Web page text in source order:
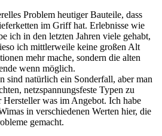
Problem heutiger Bauteile, dass
im Griff hat. Erlebnisse wie
ich in den letzten Jahren viele gehabt,
ich mittlerweile keine großen Alt
mehr mache, sondern die alten
wenn möglich.
sind natürlich ein Sonderfall, aber man
netzspannungsfeste Typen zu
Hersteller was im Angebot. Ich habe
in verschiedenen Werten hier, die
gemacht.